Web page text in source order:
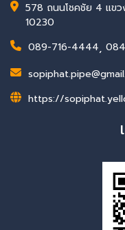
578 ถนนโชคชัย 4 แขว
10230
089-716-4444,
https://